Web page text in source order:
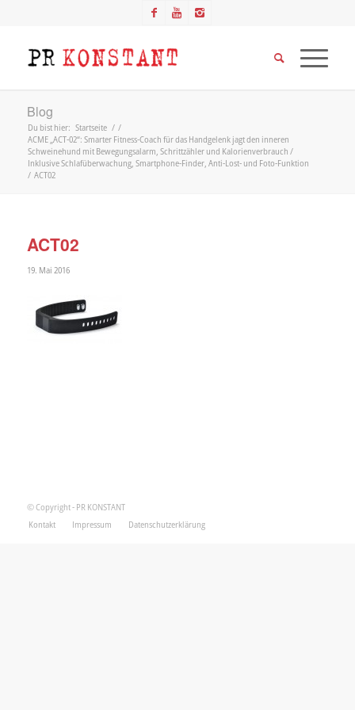
Blog
Du bist hier: Startseite / /
ACME „ACT-02“: Smarter Fitness-Coach für das Handgelenk jagt den inneren
Schweinehund mit Bewegungsalarm, Schrittzähler und Kalorienverbrauch /
Inklusive Schlafüberwachung, Smartphone-Finder, Anti-Lost- und Foto-Funktion
/ ACT02
ACT02
19. Mai 2016
© Copyright - PR KONSTANT
Kontakt
Impressum Datenschutzerklärung